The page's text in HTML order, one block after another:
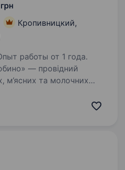
Кропивницкий,
работы от 1 года.
— провідний
м’ясних та молочних
промисловості, які